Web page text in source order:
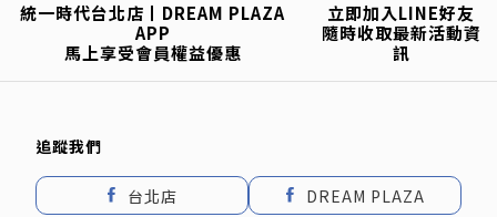
統一時代台北店丨DREAM PLAZA
APP
馬上享受會員權益優惠
立即加入LINE好友
隨時收取最新活動資
訊
追蹤我們
台北店 DREAM PLAZA